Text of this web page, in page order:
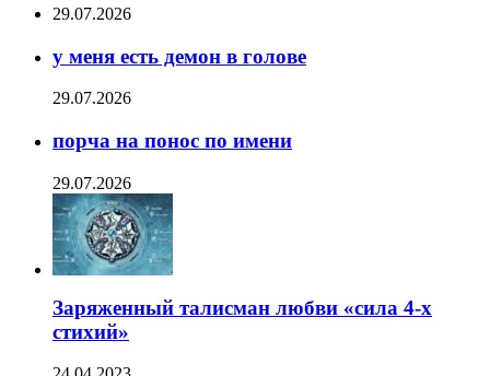
29.07.2026
у меня есть демон в голове
29.07.2026
порча на понос по имени
29.07.2026
Заряженный талисман любви «сила 4-х
стихий»